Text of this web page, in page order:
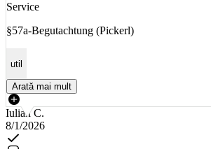
Service
§57a-Begutachtung (Pickerl)
util
Arată mai mult
Iulian C.
8/1/2026